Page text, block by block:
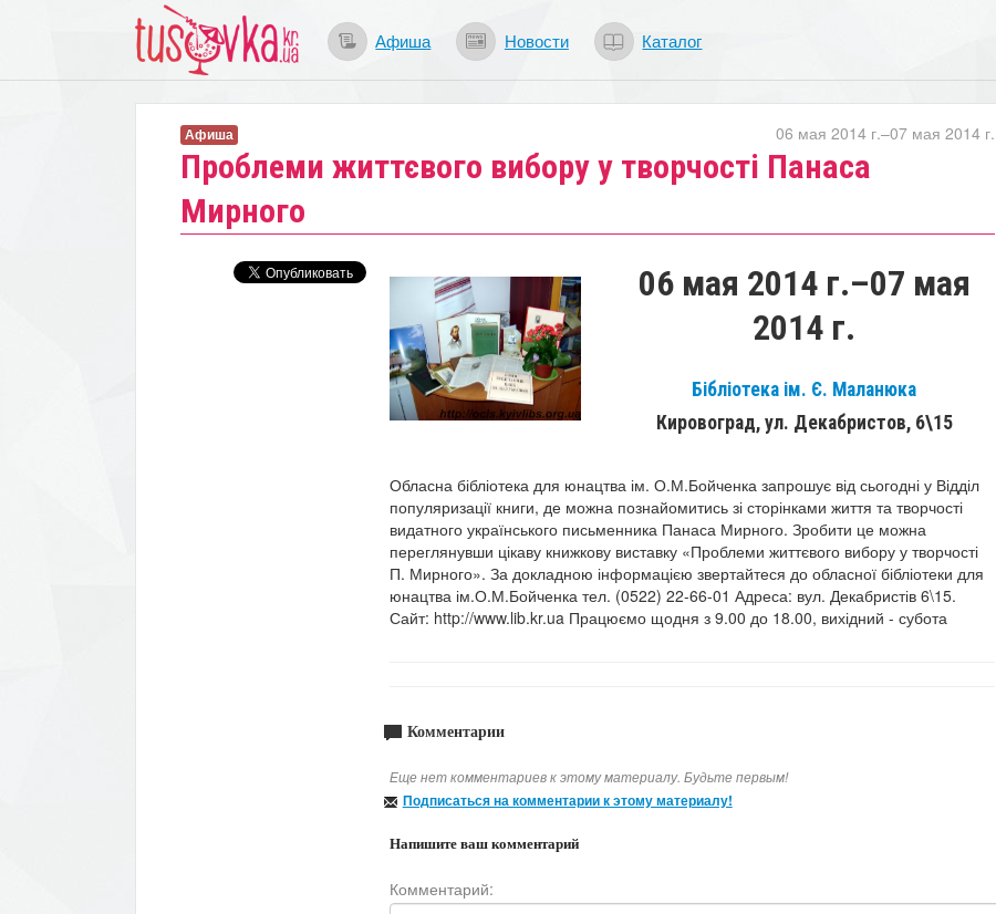
Афиша Новости Каталог
Проблеми життєвого вибору у творчості Панаса
Мирного
06 мая 2014 г.–07 мая 2014 г.
Афиша
06 мая 2014 г.–07 мая
2014 г.
Бібліотека ім. Є. Маланюка
Кировоград, ул. Декабристов, 6\15
Обласна бібліотека для юнацтва ім. О.М.Бойченка запрошує від сьогодні у Відділ
популяризації книги, де можна познайомитись зі сторінками життя та творчості
видатного українського письменника Панаса Мирного. Зробити це можна
переглянувши цікаву книжкову виставку «Проблеми життєвого вибору у творчості
П. Мирного». За докладною інформацією звертайтеся до обласної бібліотеки для
юнацтва ім.О.М.Бойченка тел. (0522) 22-66-01 Адреса: вул. Декабристів 6\15.
Сайт: http://www.lib.kr.ua Працюємо щодня з 9.00 до 18.00, вихідний - субота
Комментарии
Еще нет комментариев к этому материалу. Будьте первым!
Подписаться на комментарии к этому материалу!
Напишите ваш комментарий
Комментарий: